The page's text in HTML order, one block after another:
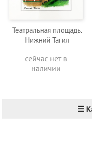
Театральная площадь.
Нижний Тагил
сейчас нет в
наличии
☰